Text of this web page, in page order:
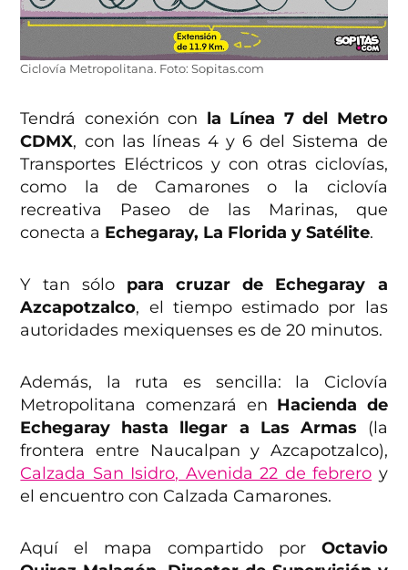
Ciclovía Metropolitana. Foto: Sopitas.com
Tendrá conexión con la Línea 7 del Metro
CDMX, con las líneas 4 y 6 del Sistema de
Transportes Eléctricos y con otras ciclovías,
como la de Camarones o la ciclovía
recreativa Paseo de las Marinas, que
conecta a Echegaray, La Florida y Satélite.
Y tan sólo para cruzar de Echegaray a
Azcapotzalco, el tiempo estimado por las
autoridades mexiquenses es de 20 minutos.
Además, la ruta es sencilla: la Ciclovía
Metropolitana comenzará en Hacienda de
Echegaray hasta llegar a Las Armas (la
frontera entre Naucalpan y Azcapotzalco),
Calzada San Isidro, Avenida 22 de febrero y
el encuentro con Calzada Camarones.
Aquí el mapa compartido por Octavio